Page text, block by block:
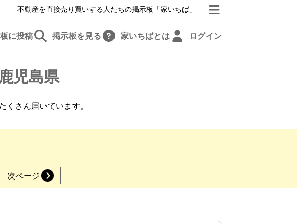
不動産を直接売り買いする人たちの掲示板「家いちば」
に投稿 掲示板を見る 家いちばとは ログイン
鹿児島県
さん届いています。
次ページ